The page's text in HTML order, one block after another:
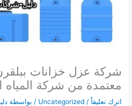
شركة عزل خزانات
معتمدة من شركة المياه
اترك تعليقاً /
Uncategorized / بواسطة